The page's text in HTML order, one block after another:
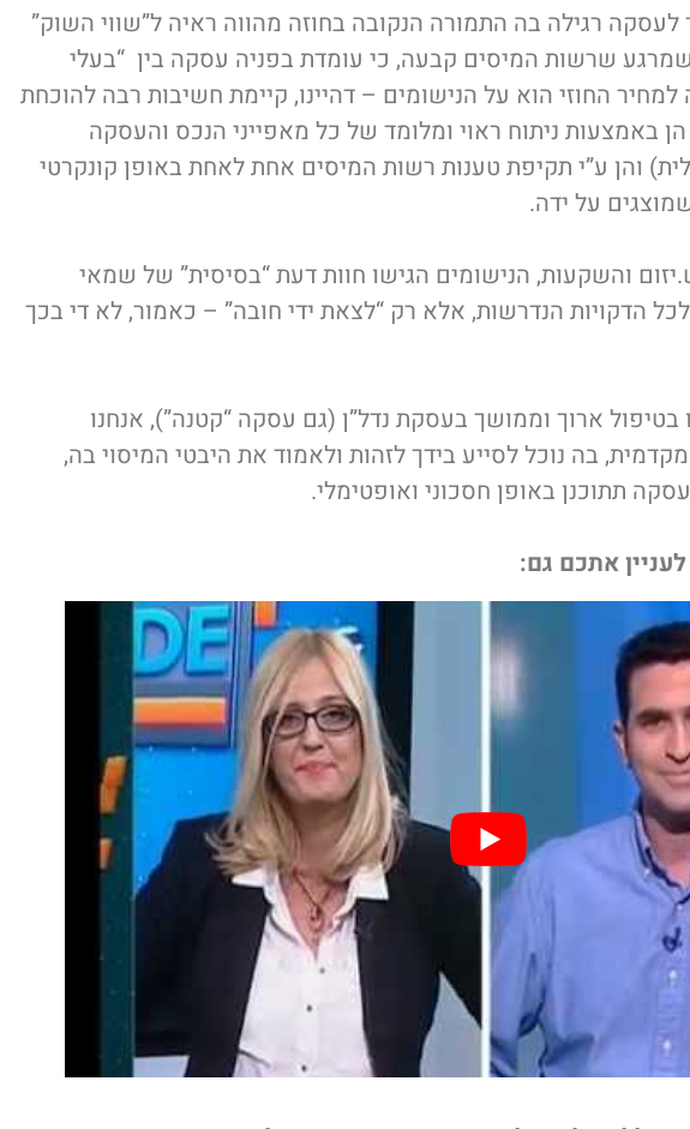
לעסקה רגילה בה התמורה הנקובה בחוזה מהווה ראיה ל”שווי השוק”
שרשות המיסים קבעה, כי עומדת בפניה עסקה בין “בעלי
למחיר החוזי הוא על הנישומים – דהיינו, קיימת חשיבות רבה להוכחת
באמצעות ניתוח ראוי ומלומד של כל מאפייני הנכס והעסקה
והן ע”י תקיפת טענות רשות המיסים אחת לאחת באופן קונקרטי
על ידה.
והשקעות, הנישומים הגישו חוות דעת “בסיסית” של שמאי
הדקויות הנדרשות, אלא רק “לצאת ידי חובה” – כאמור, לא די בכך
ארוך וממושך בעסקת נדל”ן (גם עסקה “קטנה”), אנחנו
בה נוכל לסייע בידך לזהות ולאמוד את היבטי המיסוי בה,
תתוכנן באופן חסכוני ואופטימלי.
אתכם גם: